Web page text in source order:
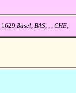
1629 Basel, BAS, , , CHE,